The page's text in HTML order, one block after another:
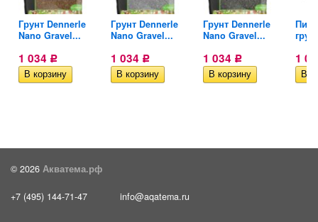
Грунт Dennerle
Nano Gravel...
1 034 Р
Грунт Dennerle
Nano Gravel...
1 034 Р
Грунт Dennerle
Nano Gravel...
1 034 Р 1
© 2026 Акватема.рф
+7 (495) 144-71-47 info@aqatema.ru